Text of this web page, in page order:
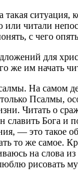
ситуация,
читали
с чего опять
для
же им начать
На самом
Псалмы,
Читать о
славить Бога и
— это такое
то же самое.
на слова
рисовать